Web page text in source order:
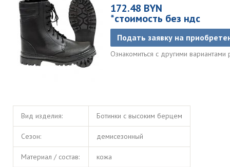
172.48 BYN
*стоимость без ндс
Подать заявку на
Ознакомиться с другими
Вид изделия: Ботинки с высоким берцем
Сезон: демисезонный
Материал / состав: кожа